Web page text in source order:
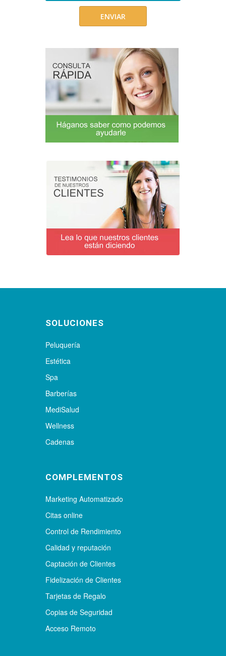
SOLUCIONES
Peluquería
Estética
Spa
Barberías
MediSalud
Wellness
Cadenas
COMPLEMENTOS
Marketing Automatizado
Citas online
Control de Rendimiento
Calidad y reputación
Captación de Clientes
Fidelización de Clientes
Tarjetas de Regalo
Copias de Seguridad
Acceso Remoto